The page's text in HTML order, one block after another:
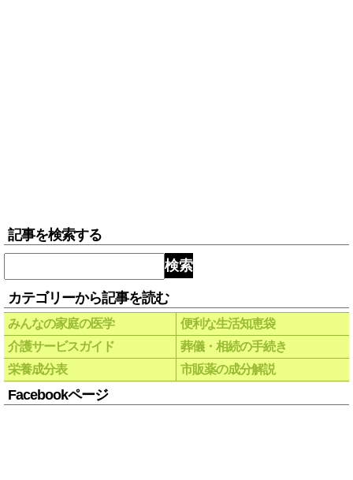
記事を検索する
検索
カテゴリーから記事を読む
みんなの家庭の医学
便利な生活知恵袋
介護サービスガイド
葬儀・相続の手続き
栄養成分表
市販薬の成分解説
Facebookページ